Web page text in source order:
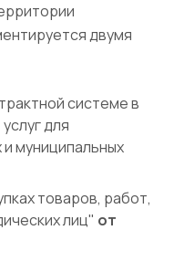
двумя
системе в
для
муниципальных
товаров, работ,
лиц" от